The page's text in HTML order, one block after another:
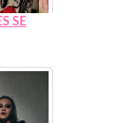
SE